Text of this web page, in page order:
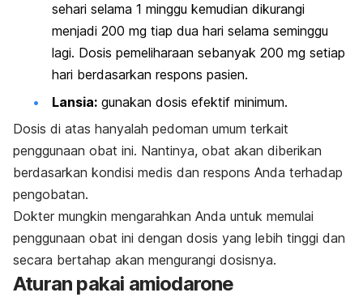
sehari selama 1 minggu kemudian dikurangi
menjadi 200 mg tiap dua hari selama seminggu
lagi. Dosis pemeliharaan sebanyak 200 mg setiap
hari berdasarkan respons pasien.
Lansia: gunakan dosis efektif minimum.
Dosis di atas hanyalah pedoman umum terkait
penggunaan obat ini. Nantinya, obat akan diberikan
berdasarkan kondisi medis dan respons Anda terhadap
pengobatan.
Dokter mungkin mengarahkan Anda untuk memulai
penggunaan obat ini dengan dosis yang lebih tinggi dan
secara bertahap akan mengurangi dosisnya.
Aturan pakai amiodarone